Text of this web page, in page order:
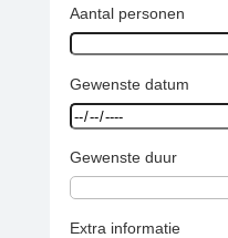
Aantal personen
Gewenste datum
Gewenste duur
Extra informatie